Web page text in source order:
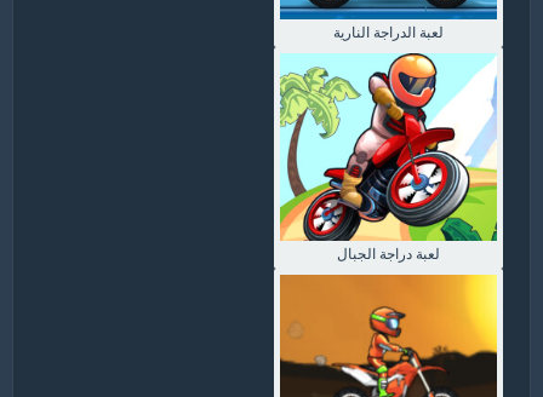
لعبة الدراجة النارية
لعبة دراجة الجبال